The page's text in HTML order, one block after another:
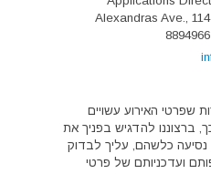
Alexandras Ave.,
שפרטי האירוע עשויים
ברצוננו להדגיש בפניך את
נסיעה כלשהם, עליך לבדוק
ועדכניותם של פרטי